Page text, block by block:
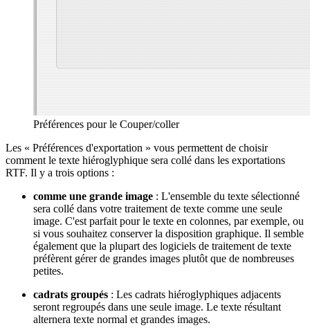
Préférences pour le Couper/coller
Les « Préférences d'exportation » vous permettent de choisir
comment le texte hiéroglyphique sera collé dans les exportations
RTF. Il y a trois options :
comme une grande image : L'ensemble du texte sélectionné
sera collé dans votre traitement de texte comme une seule
image. C'est parfait pour le texte en colonnes, par exemple, ou
si vous souhaitez conserver la disposition graphique. Il semble
également que la plupart des logiciels de traitement de texte
préfèrent gérer de grandes images plutôt que de nombreuses
petites.
cadrats groupés : Les cadrats hiéroglyphiques adjacents
seront regroupés dans une seule image. Le texte résultant
alternera texte normal et grandes images.